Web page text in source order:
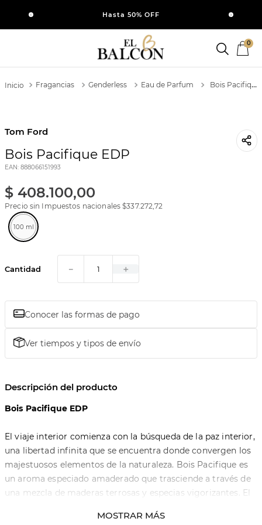
Hasta 50% OFF
0
Fragancias Genderless Eau de Parfum Bois Pacifique EDP
Tom Ford
Bois Pacifique EDP
EAN: 888066151993
$ 408.100,00
Precio sin Impuestos nacionales $337.272,72
100 ml
Cantidad ＋
－
Conocer las formas de pago
Ver tiempos y tipos de envío
Descripción del producto
Bois Pacifique EDP
El viaje interior comienza con la búsqueda de la paz interior,
una libertad infinita que se encuentra donde convergen los
majestuosos elementos de la naturaleza. Bois Pacifique es
un aroma especiado amaderado que trasciende a través de
una mezcla de maderas terrosas y especias vigorizantes. El
una libertad infinita que se encuentra donde convergen los
MOSTRAR MÁS